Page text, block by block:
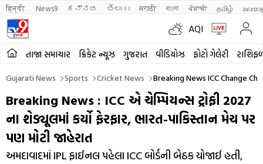
हिन्दी News9 ಕನ್ನಡ తెలుగు मराठी বাংলা ਪੰਜਾਬੀ தமிழ்
AQI
તાજા સમાચાર ક્રિકેટ ન્યૂઝ ગુજરાત વીડિયોઝ ફોટો ગેલેરી
Gujarati News Sports Cricket News Breaking News ICC Change
Breaking News : ICC એ ચેમ્પિયન્સ ટ્રોફી 2027
ના શેડ્યૂલમાં કર્યો ફેરફાર, ભારત-પાકિસ્તાન મેચ પર
પણ મોટી જાહેરાત
અમદાવાદમાં IPL ફાઈનલ પહેલા ICC બોર્ડની બેઠક યોજાઈ હતી,